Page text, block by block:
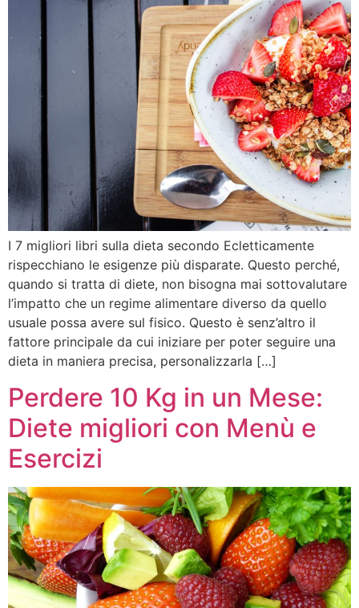
I 7 migliori libri sulla dieta secondo Ecletticamente
rispecchiano le esigenze più disparate. Questo perché,
quando si tratta di diete, non bisogna mai sottovalutare
l’impatto che un regime alimentare diverso da quello
usuale possa avere sul fisico. Questo è senz’altro il
fattore principale da cui iniziare per poter seguire una
dieta in maniera precisa, personalizzarla […]
Perdere 10 Kg in un Mese:
Diete migliori con Menù e
Esercizi